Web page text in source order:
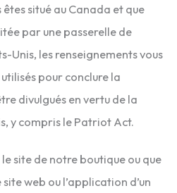
êtes situé au Canada et que
par une passerelle de
Unis, les renseignements vous
pour conclure la
divulgués en vertu de la
y compris le Patriot Act.
site de notre boutique ou que
web ou l’application d’un